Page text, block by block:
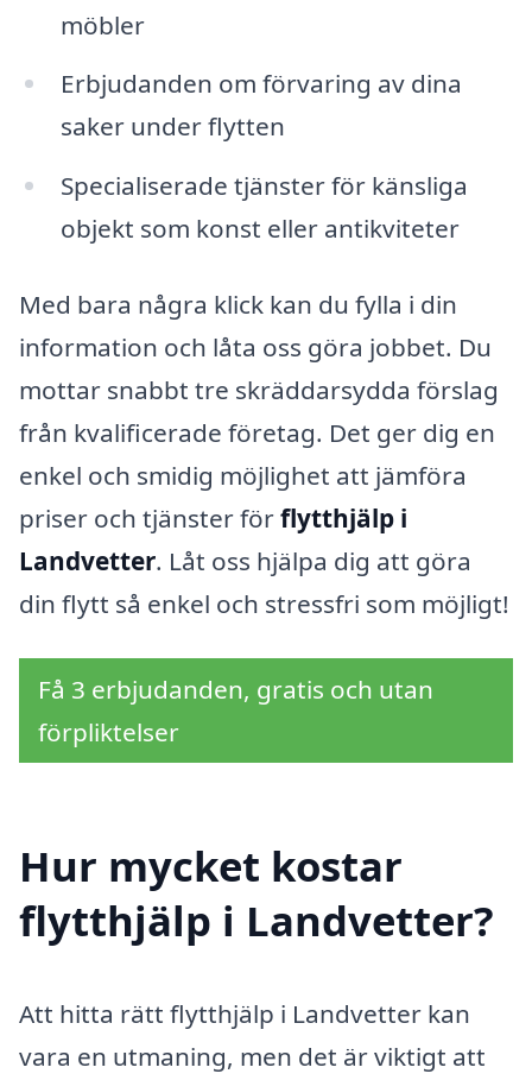
möbler
Erbjudanden om förvaring av dina
saker under flytten
Specialiserade tjänster för känsliga
objekt som konst eller antikviteter
Med bara några klick kan du fylla i din
information och låta oss göra jobbet. Du
mottar snabbt tre skräddarsydda förslag
från kvalificerade företag. Det ger dig en
enkel och smidig möjlighet att jämföra
priser och tjänster förflytthjälp i
Landvetter. Låt oss hjälpa dig att göra
din flytt så enkel och stressfri som möjligt!
Få 3 erbjudanden, gratis och utan
förpliktelser
Hur mycket kostar
flytthjälp i Landvetter?
Att hitta rätt flytthjälp i Landvetter kan
vara en utmaning, men det är viktigt att